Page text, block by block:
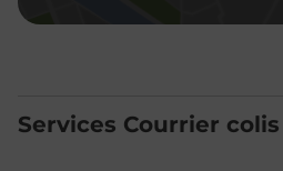
Services Courrier colis